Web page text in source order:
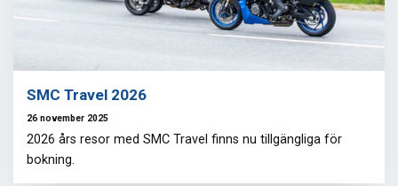
SMC Travel 2026
26 november 2025
2026 års resor med SMC Travel finns nu tillgängliga för
bokning.